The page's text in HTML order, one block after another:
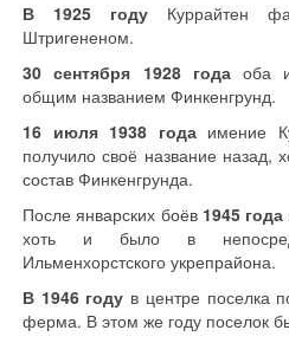
В 1925 году Куррайтен
Штригененом.
30 сентября 1928 годаоба
общим названием Финкенгрунд.
16 июля 1938 года имение
получило своё название назад,
состав Финкенгрунда.
После январских боёв1945 года
хоть и было в
Ильменхорстского укрепрайона.
В 1946 году в центре поселка
ферма. В этом же году поселок